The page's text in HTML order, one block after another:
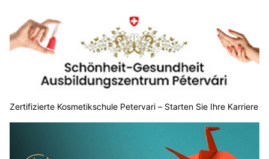
Zertifizierte Kosmetikschule Petervari – Starten Sie Ihre Karriere